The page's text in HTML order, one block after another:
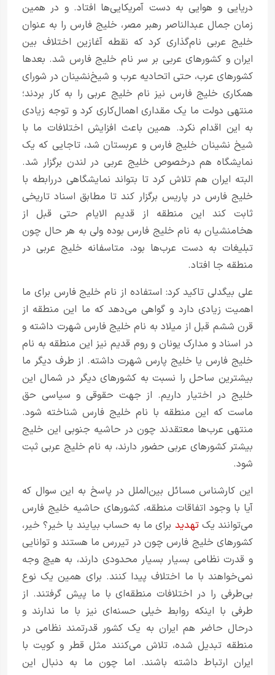
دریایی و هوایی به دست آمریکایی‌ها افتاد. و در همین
زمان جمال عبدالناصر رهبر مصر، خلیج فارس را به عنوان
خلیج عربی نام‌گذاری کرد که نقطه آغازین اختلاف بین
ایران و کشورهای عربی بر سر نام خلیج فارس شد. بعدها
کشورهای عرب، حتی اتحادیه عرب و شیخ‌نشینان در شورای
همکاری خلیج فارس نیز نام خلیج عربی را به کار بردند؛
منتهی دولت ما یک مقداری اهمال‌کاری کرد و توجه زیادی
به این اقدام نکرد. همین باعث افزایش اختلافات ما با
شیخ نشینان خلیج فارس و عربستان شد، تا‌جایی که یک
نمایشگاه هم در‌خصوص خلیج عربی در لندن برگزار شد.
البته ایران هم تلاش کرد تا بتواند نمایشگاهی در‌‌رابطه با
خلیج فارس در پاریس برگزار کند تا مطابق اسناد تاریخی
ثابت کند این منطقه از قدیم الایام حتی قبل از
هخامنشیان به نام خلیج فارس بوده ولی به هر حال چون
تبلیغات به دست عرب‌ها بود، متاسفانه خلیج عربی در
منطقه جا افتاد.
علی بیگدلی تاکید کرد: استفاده از نام خلیج فارس برای ما
اهمیت زیادی دارد و گواهی می‌دهد که ما این منطقه از
قرن ششم قبل از میلاد به نام خلیج فارس شهرت داشته و
در اسناد و مدارک یونان و روم قدیم نیز این منطقه به نام
خلیج فارس یا خلیج پارس شهرت داشته. از طرف دیگر ما
بیشترین ساحل را نسبت به کشورهای دیگر در شمال این
خلیج در اختیار داریم. از جهت حقوقی و سیاسی حق
ماست که این منطقه با نام خلیج فارس شناخته شود.
منتهی عرب‌ها معتقدند چون در حاشیه جنوبی این خلیج
بیشتر کشورهای عربی حضور دارند، به نام خلیج عربی ثبت
شود.
این کارشناس مسائل بین‌الملل در پاسخ به این سوال که
آیا با وجود اتفاقات منطقه، کشورهای حاشیه خلیج فارس
می‌توانند یکتهدید برای ما به حساب بیایند یا خیر؟ خیر،
کشورهای خلیج فارس چون در تیررس ما هستند و توانایی
و قدرت نظامی بسیار بسیار محدودی دارند، به هیچ وجه
نمی‌خواهند با ما اختلاف پیدا کنند. برای همین یک نوع
بی‌طرفی را در اختلافات منطقه‌ای با ما پیش گرفتند. از
طرفی با اینکه روابط خیلی حسنه‌ای نیز با ما ندارند و
در‌حال حاضر هم ایران به یک کشور قدرتمند نظامی در
منطقه تبدیل شده، تلاش می‌کنند مثل قطر و کویت با
ایران ارتباط داشته باشند. اما چون ما به دنبال این